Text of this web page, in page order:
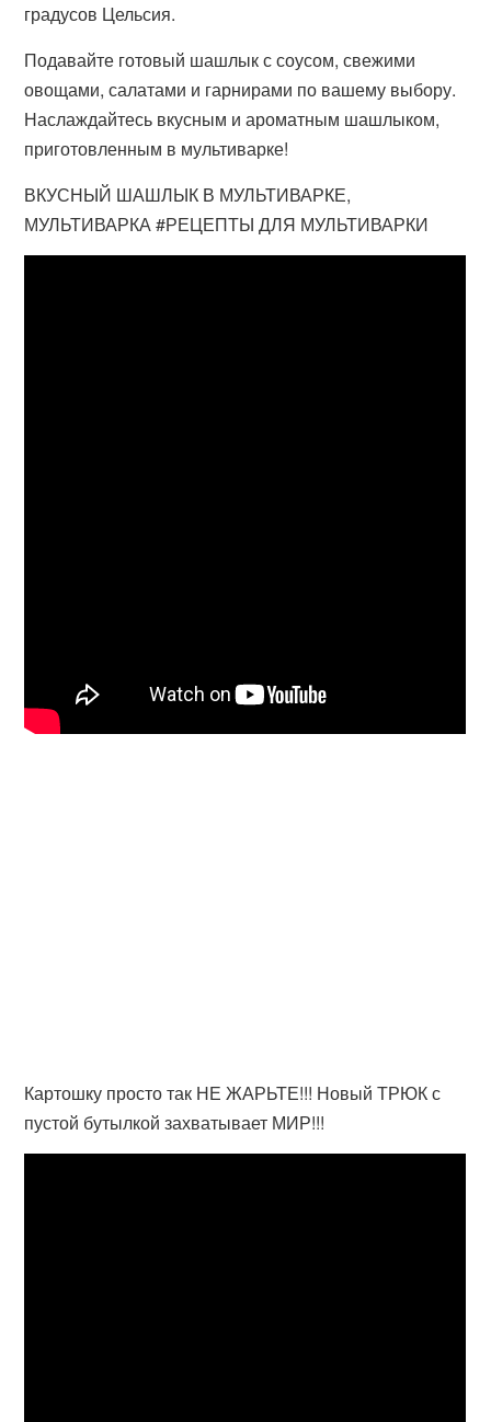
градусов Цельсия.
Подавайте готовый шашлык с соусом, свежими
овощами, салатами и гарнирами по вашему выбору.
Наслаждайтесь вкусным и ароматным шашлыком,
приготовленным в мультиварке!
ВКУСНЫЙ ШАШЛЫК В МУЛЬТИВАРКЕ,
МУЛЬТИВАРКА #РЕЦЕПТЫ ДЛЯ МУЛЬТИВАРКИ
Картошку просто так НЕ ЖАРЬТЕ!!! Новый ТРЮК с
пустой бутылкой захватывает МИР!!!